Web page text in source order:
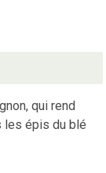
qui rend
les épis du blé